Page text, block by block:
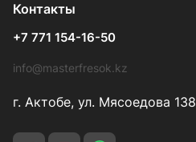
Контакты
+7 771 154-16-50
info@masterfresok.kz
г. Актобе, ул. Мясоедова 138